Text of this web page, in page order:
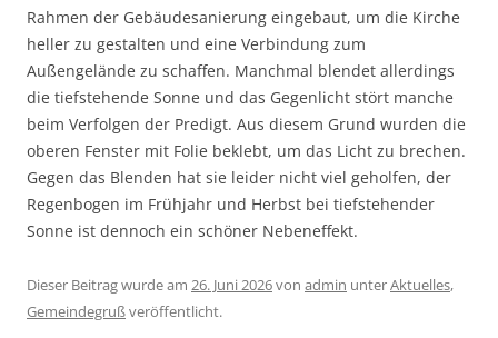
Rahmen der Gebäudesanierung eingebaut, um die Kirche
heller zu gestalten und eine Verbindung zum
Außengelände zu schaffen. Manchmal blendet allerdings
die tiefstehende Sonne und das Gegenlicht stört manche
beim Verfolgen der Predigt. Aus diesem Grund wurden die
oberen Fenster mit Folie beklebt, um das Licht zu brechen.
Gegen das Blenden hat sie leider nicht viel geholfen, der
Regenbogen im Frühjahr und Herbst bei tiefstehender
Sonne ist dennoch ein schöner Nebeneffekt.
Dieser Beitrag wurde am 26. Juni 2026von admin unterAktuelles,
Gemeindegrußveröffentlicht.